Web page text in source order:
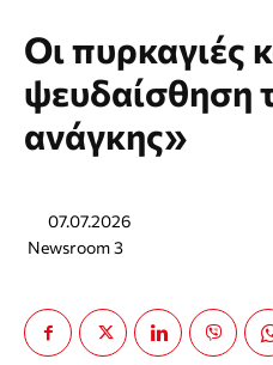
Οι πυρκαγιές
ψευδαίσθηση
ανάγκης»
07.07.2026
Newsroom 3